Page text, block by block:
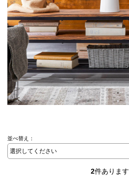
並べ替え：
2件あります